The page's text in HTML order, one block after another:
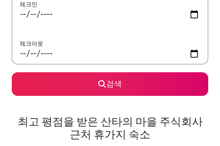
체크인
체크아웃
검색
최고 평점을 받은 산타의 마을 주식회사
근처 휴가지 숙소